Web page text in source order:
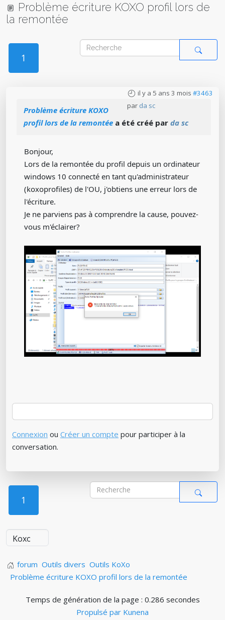
Problème écriture KOXO profil lors de
la remontée
1
il y a 5 ans 3 mois #3463
par da sc
Problème écriture KOXO
profil lors de la remontée a été créé par da sc
Bonjour,
Lors de la remontée du profil depuis un ordinateur
windows 10 connecté en tant qu'administrateur
(koxoprofiles) de l'OU, j'obtiens une erreur lors de
l'écriture.
Je ne parviens pas à comprendre la cause, pouvez-
vous m'éclairer?
Connexion ou Créer un compte pour participer à la
conversation.
1
forum Outils divers Outils KoXo
Problème écriture KOXO profil lors de la remontée
Temps de génération de la page : 0.286 secondes
Propulsé par Kunena